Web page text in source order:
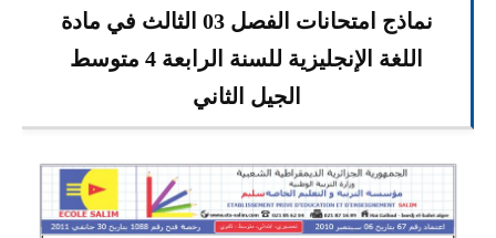
السنة الثالثة متوسط
السنة الرابعة متوسط
بنك الفروض و الاختبارات
نماذج امتحانات الفصل 03 الثالث في مادة
اللغة الإنجليزية للسنة الرابعة 4 متوسط
الجيل الثاني